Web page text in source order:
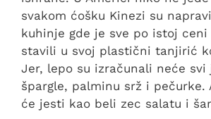
svakom ćošku Kinezi su
kuhinje gde je sve po istoj ceni
stavili u svoj plastični tanjirić
Jer, lepo su izračunali neće
špargle, palminu srž i pečurke.
će jesti kao beli zec salatu i